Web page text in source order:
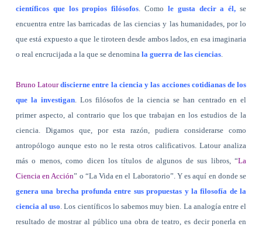
científicos que los propios filósofos . Como le gusta decir a él, se
encuentra entre las barricadas de las ciencias y las humanidades, por lo
que está expuesto a que le tiroteen desde ambos lados, en esa imaginaria
o real encrucijada a la que se denomina la guerra de las ciencias.
Bruno Latour discierne entre la ciencia y las acciones cotidianas de los
que la investigan. Los filósofos de la ciencia se han centrado en el
primer aspecto, al contrario que los que trabajan en los estudios de la
ciencia. Digamos que, por esta razón, pudiera considerarse como
antropólogo aunque esto no le resta otros calificativos. Latour analiza
más o menos, como dicen los títulos de algunos de sus libros, “La
Ciencia en Acción” o “La Vida en el Laboratorio”. Y es aquí en donde se
genera una brecha profunda entre sus propuestas y la filosofía de la
ciencia al uso . Los científicos lo sabemos muy bien. La analogía entre el
resultado de mostrar al público una obra de teatro, es decir ponerla en